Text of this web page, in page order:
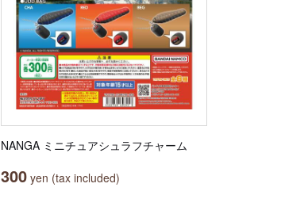
NANGA ミニチュアシュラフチャーム
300 yen (tax included)